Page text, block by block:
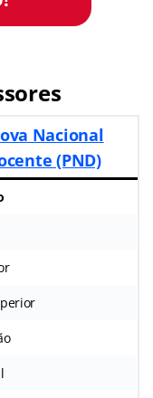
Nacional
(PND)